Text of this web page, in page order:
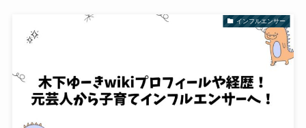
インフルエンサー